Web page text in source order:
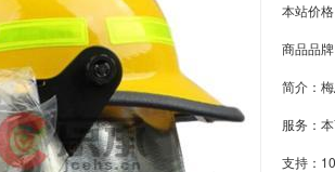
本站价
商品品
简介：
服务：
支持：